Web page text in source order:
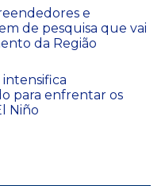
e
de pesquisa que vai
da Região
para enfrentar os
Niño